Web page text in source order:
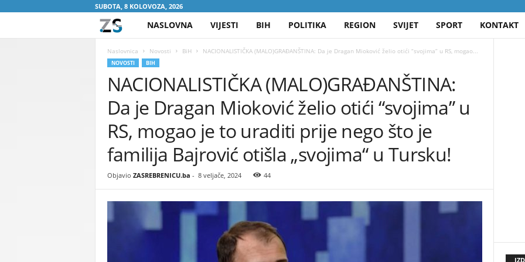
SUBOTA, 8 KOLOVOZA, 2026
A
S
R
E
B
R
N
NASLOVNA VIJESTI BIH POLITIKA REGION SVIJET SPORT KONTAKT
Naslovnica Novosti BiH NACIONALISTIČKA (MALO)GRAĐANŠTINA: Da je Dragan Mioković želio otići “svojima” u RS, mogao...
NOVOSTI BIH
NACIONALISTIČKA (MALO)GRAĐANŠTINA:
Da je Dragan Mioković želio otići “svojima” u
RS, mogao je to uraditi prije nego što je
familija Bajrović otišla „svojima“ u Tursku!
Objavio ZASREBRENICU.ba - 8 veljače, 2024 44